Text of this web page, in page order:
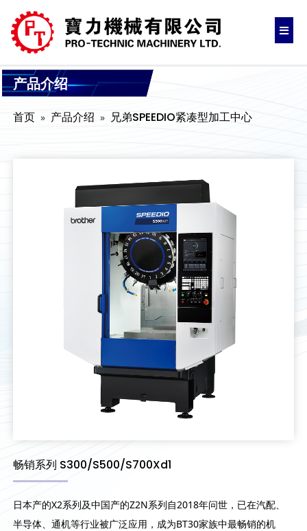
产品介绍
首页 产品介绍 兄弟SPEEDIO紧凑型加工中心
畅销系列 S300/S500/S700Xd1
日本产的X2系列及中国产的Z2N系列自2018年问世，已在汽配、
半导体、通机等行业被广泛应用，成为BT30家族中最畅销的机